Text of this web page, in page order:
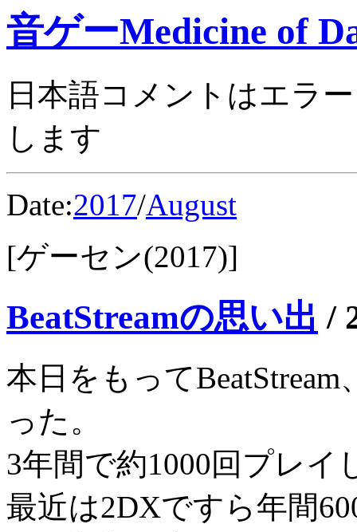
音ゲーMedicine of
日本語コメントはエラ
します
Date:2017/August
[ゲーセン(2017)]
BeatStreamの思い出 /
本日をもって
った。
3年間で約1000回プレイ
最近は2DXですら年間